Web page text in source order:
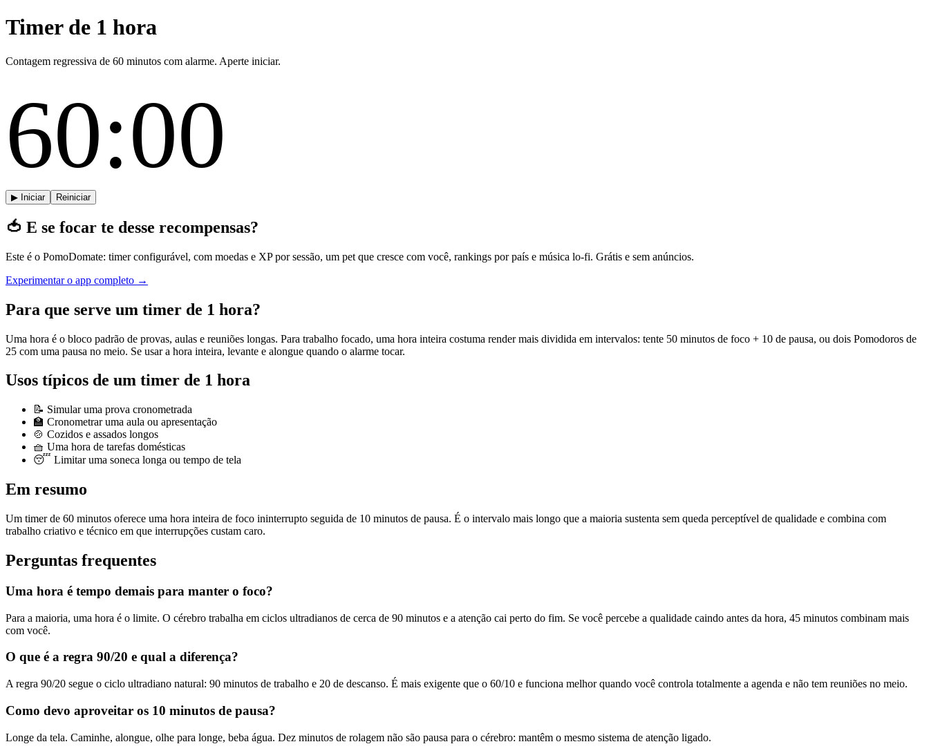
Timer de 1 hora
Contagem regressiva de 60 minutos com alarme. Aperte iniciar.
60:00
▶ Iniciar Reiniciar
🍅 E se focar te desse recompensas?
Este é o PomoDomate: timer configurável, com moedas e XP por sessão, um pet que cresce com você, rankings por país e música lo-fi. Grátis e sem anúncios.
Experimentar o app completo →
Para que serve um timer de 1 hora?
Uma hora é o bloco padrão de provas, aulas e reuniões longas. Para trabalho focado, uma hora inteira costuma render mais dividida em intervalos: tente 50 minutos de foco + 10 de pausa, ou dois Pomodoros de
25 com uma pausa no meio. Se usar a hora inteira, levante e alongue quando o alarme tocar.
Usos típicos de um timer de 1 hora
📝 Simular uma prova cronometrada
🏫 Cronometrar uma aula ou apresentação
🍲 Cozidos e assados longos
🧺 Uma hora de tarefas domésticas
😴 Limitar uma soneca longa ou tempo de tela
Em resumo
Um timer de 60 minutos oferece uma hora inteira de foco ininterrupto seguida de 10 minutos de pausa. É o intervalo mais longo que a maioria sustenta sem queda perceptível de qualidade e combina com
trabalho criativo e técnico em que interrupções custam caro.
Perguntas frequentes
Uma hora é tempo demais para manter o foco?
Para a maioria, uma hora é o limite. O cérebro trabalha em ciclos ultradianos de cerca de 90 minutos e a atenção cai perto do fim. Se você percebe a qualidade caindo antes da hora, 45 minutos combinam mais
com você.
O que é a regra 90/20 e qual a diferença?
A regra 90/20 segue o ciclo ultradiano natural: 90 minutos de trabalho e 20 de descanso. É mais exigente que o 60/10 e funciona melhor quando você controla totalmente a agenda e não tem reuniões no meio.
Como devo aproveitar os 10 minutos de pausa?
Longe da tela. Caminhe, alongue, olhe para longe, beba água. Dez minutos de rolagem não são pausa para o cérebro: mantêm o mesmo sistema de atenção ligado.